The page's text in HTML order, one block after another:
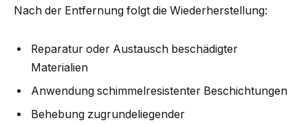
Nach der Entfernung folgt die Wiederherstellung:
Reparatur oder Austausch beschädigter
Materialien
Anwendung schimmelresistenter Beschichtungen
Behebung zugrundeliegender